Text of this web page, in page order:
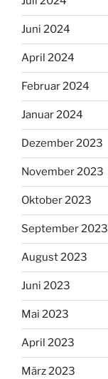
Juni 2024
April 2024
Februar 2024
Januar 2024
Dezember 2023
November 2023
Oktober 2023
September 2023
August 2023
Juni 2023
Mai 2023
April 2023
März 2023